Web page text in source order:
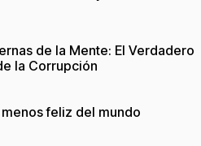
de la Mente: El Verdadero
la Corrupción
feliz del mundo